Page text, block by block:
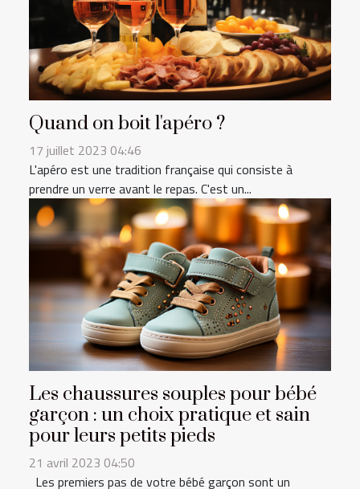
Quand on boit l'apéro ?
17 juillet 2023 04:46
L'apéro est une tradition française qui consiste à
prendre un verre avant le repas. C'est un...
Les chaussures souples pour bébé
garçon : un choix pratique et sain
pour leurs petits pieds
21 avril 2023 04:50
Les premiers pas de votre bébé garçon sont un